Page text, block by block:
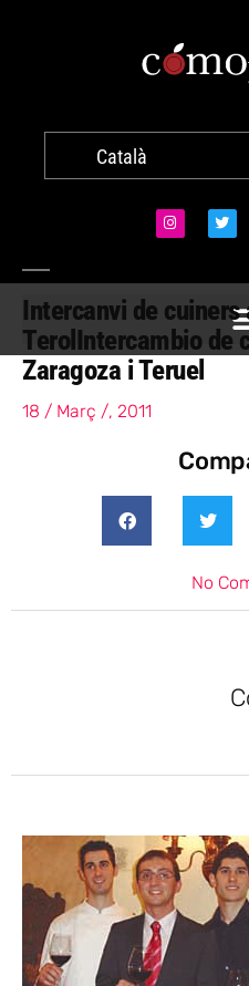
Català
Intercanvi de cuiners
Terol Intercambio de
Zaragoza i Teruel
18 / Març /, 2011
No